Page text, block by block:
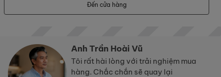
Đến cửa hàng
Anh Trần Hoài Vũ
Tôi rất hài lòng với trải nghiệm mua
hàng. Chắc chắn sẽ quay lại